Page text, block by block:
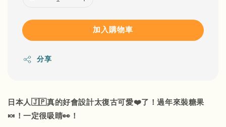
加入購物車
分享
日本人🇯🇵真的好會設計太復古可愛❤️了！過年來裝糖果
🍬！一定很吸睛👀！